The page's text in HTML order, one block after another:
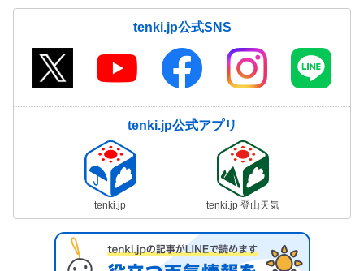
tenki.jp公式SNS
tenki.jp公式アプリ
tenki.jp tenki.jp 登山天気